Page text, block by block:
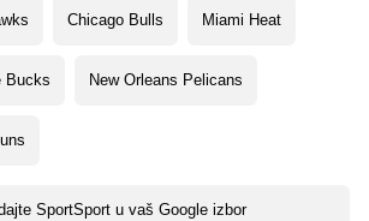
Chicago Bulls Miami Heat
Bucks New Orleans Pelicans
SportSport u vaš Google izbor